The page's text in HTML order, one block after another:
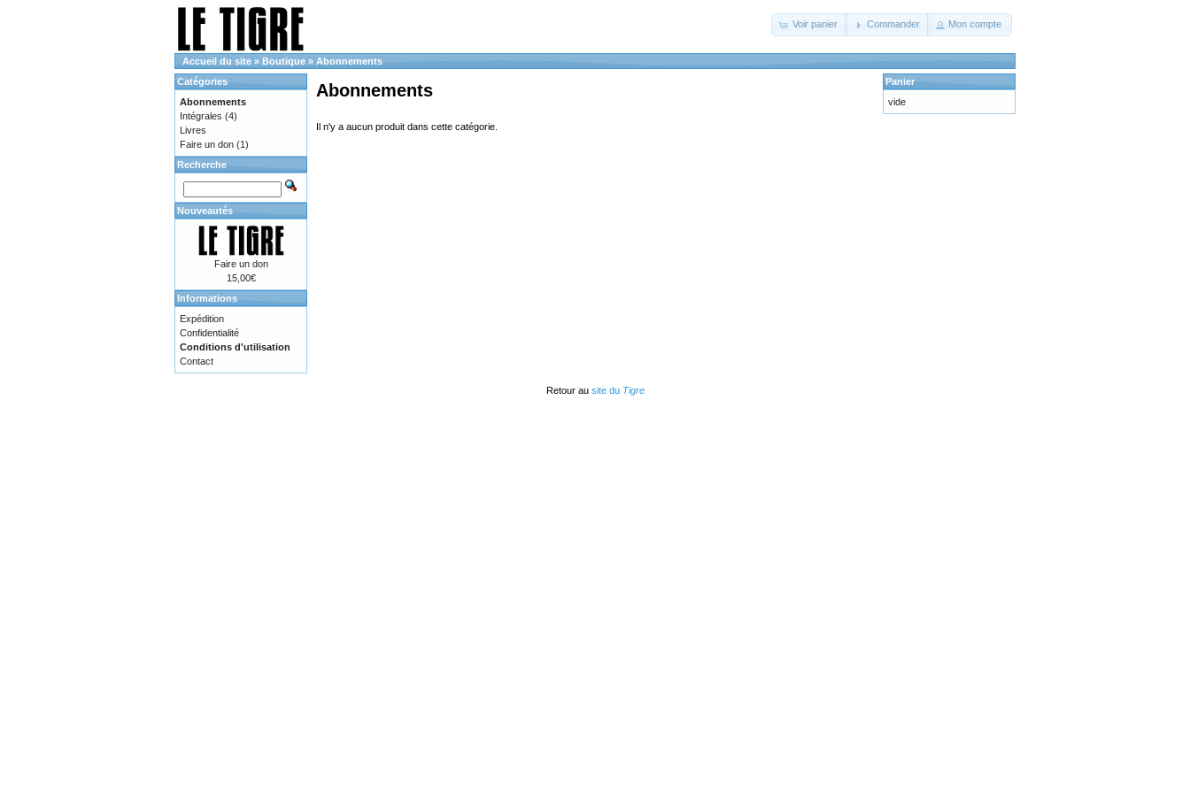
Voir panier Commander Mon compte
Accueil du site » Boutique » Abonnements
Abonnements
Il n'y a aucun produit dans cette catégorie.
Catégories
Abonnements
Intégrales (4)
Livres
Faire un don (1)
Recherche
Nouveautés
Faire un don
15,00€
Informations
Expédition
Confidentialité
Conditions d'utilisation
Contact
Panier
vide
Retour au site du Tigre